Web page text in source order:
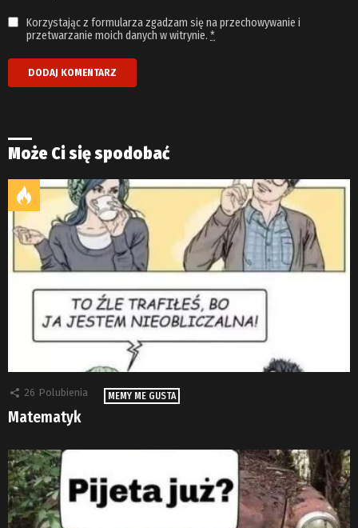
Korzystając z formularza zgadzam się na przechowywanie i
przetwarzanie moich danych w witrynie. *
Może Ci się spodobać
26 Polubienia MEMY ME GUSTA
Matematyk